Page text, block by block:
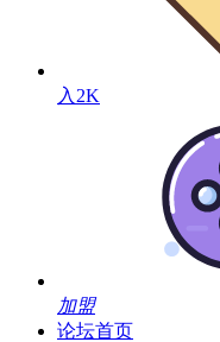
入2K
加盟
论坛首页